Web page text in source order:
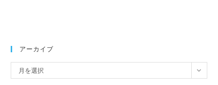
アーカイブ
ー
月を選択